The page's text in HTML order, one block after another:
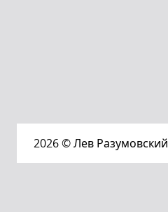
2026© Лев Разумовский